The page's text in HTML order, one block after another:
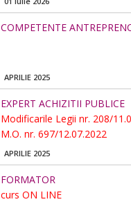
COMPETENTE
APRILIE 2025
EXPERT ACHIZITII PUBLICE
Modificarile Legii nr. 208/
M.O. nr. 697/12.07.2022
APRILIE 2025
FORMATOR
curs ON LINE